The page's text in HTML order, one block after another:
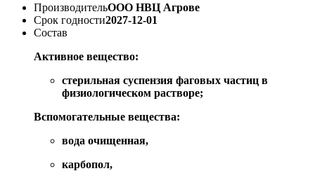
ПроизводительООО НВЦ Агрове
Срок годности2027-12-01
Состав
Активное вещество:
стерильная суспензия фаговых частиц в
физиологическом растворе;
Вспомогательные вещества:
вода очищенная,
карбопол,